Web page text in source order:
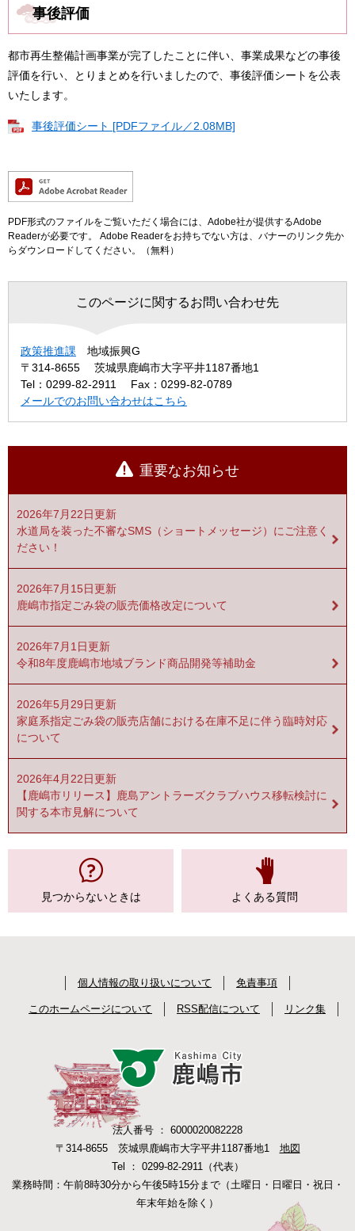
事後評価
都市再生整備計画事業が完了したことに伴い、事業成果などの事後
評価を行い、とりまとめを行いましたので、事後評価シートを公表
いたします。
事後評価シート [PDFファイル／2.08MB]
PDF形式のファイルをご覧いただく場合には、Adobe社が提供するAdobe
Readerが必要です。
Adobe Readerをお持ちでない方は、バナーのリンク先か
らダウンロードしてください。（無料）
このページに関するお問い合わせ先
政策推進課
地域振興G
〒314-8655
茨城県鹿嶋市大字平井1187番地1
Tel：0299-82-2911
Fax：0299-82-0789
メールでのお問い合わせはこちら
重要なお知らせ
2026年7月22日更新
水道局を装った不審なSMS（ショートメッセージ）にご注意く
ださい！
2026年7月15日更新
鹿嶋市指定ごみ袋の販売価格改定について
2026年7月1日更新
令和8年度鹿嶋市地域ブランド商品開発等補助金
2026年5月29日更新
家庭系指定ごみ袋の販売店舗における在庫不足に伴う臨時対応
について
2026年4月22日更新
【鹿嶋市リリース】鹿島アントラーズクラブハウス移転検討に
関する本市見解について
見つからないときは よくある質問
個人情報の取り扱いについて 免責事項
このホームページについて RSS配信について リンク集
法人番号 ： 6000020082228
〒314-8655 茨城県鹿嶋市大字平井1187番地1 地図
Tel ： 0299-82-2911（代表）
業務時間：午前8時30分から午後5時15分まで（土曜日・日曜日・祝日・
年末年始を除く）